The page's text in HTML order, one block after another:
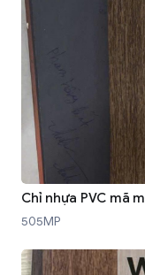
Chỉ nhựa PVC mã
505MP